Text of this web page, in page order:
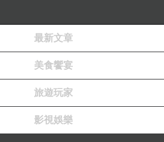
你媽的腳來了]
最新文章
美食饗宴
旅遊玩家
影視娛樂